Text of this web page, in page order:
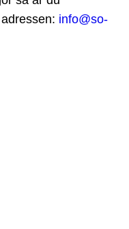
info@so-